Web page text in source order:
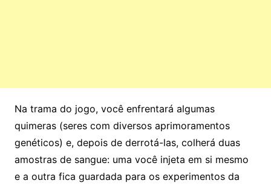
Na trama do jogo, você enfrentará algumas
quimeras (seres com diversos aprimoramentos
genéticos) e, depois de derrotá-las, colherá duas
amostras de sangue: uma você injeta em si mesmo
e a outra fica guardada para os experimentos da